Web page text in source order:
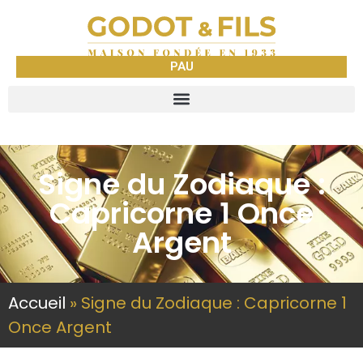
PAU
Signe du Zodiaque :
Capricorne 1 Once
Argent
Accueil » Signe du Zodiaque : Capricorne 1
Once Argent